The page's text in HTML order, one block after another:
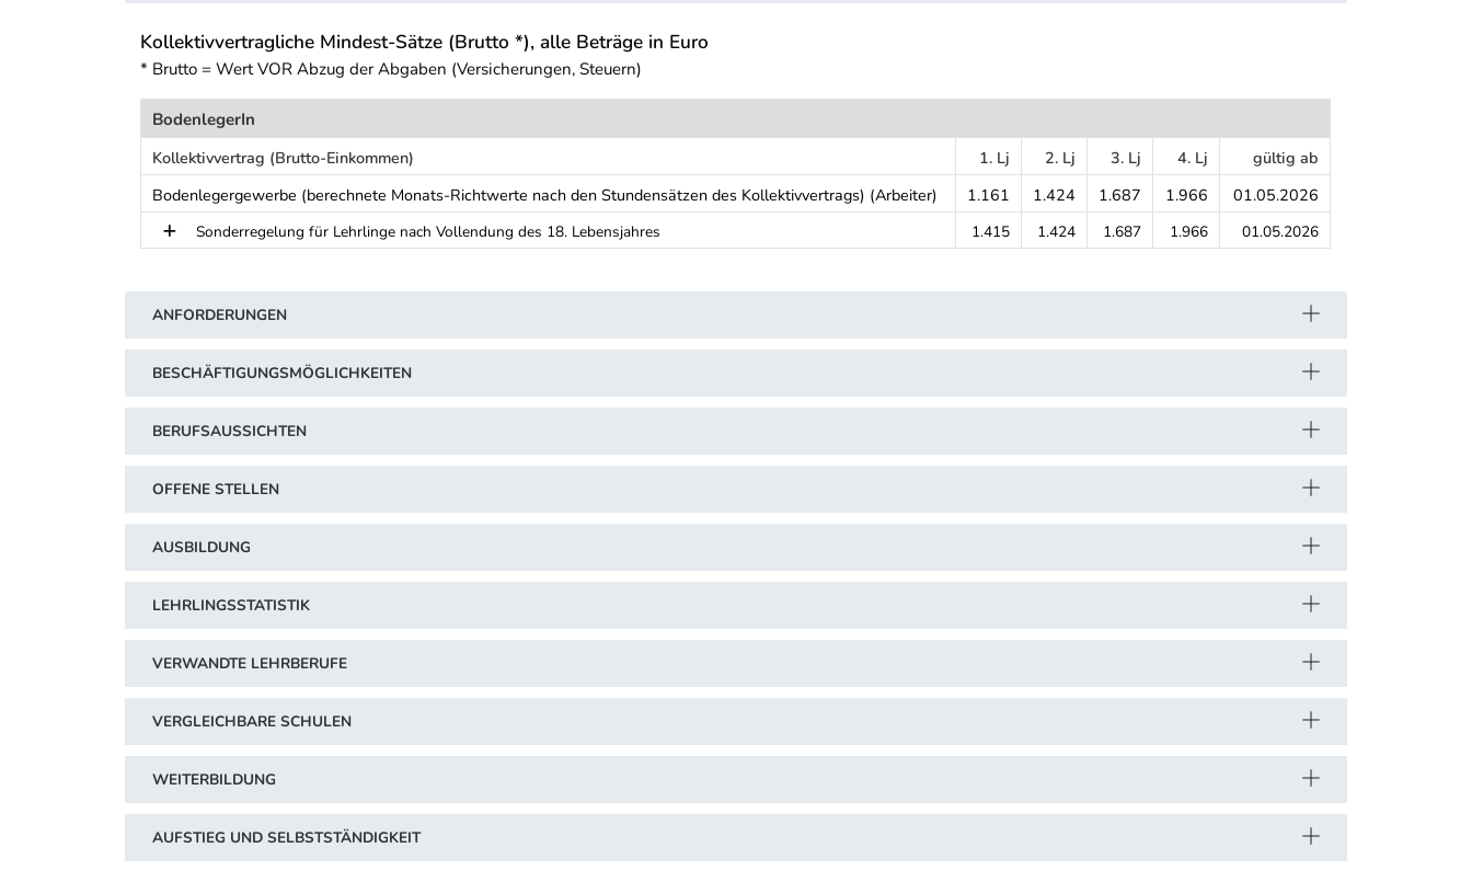
Kollektivvertragliche Mindest-Sätze (Brutto *), alle Beträge in Euro
* Brutto = Wert VOR Abzug der Abgaben (Versicherungen, Steuern)
BodenlegerIn
Kollektivvertrag (Brutto-Einkommen)
1. Lj 2. Lj 3. Lj 4. Lj
gültig ab
Bodenlegergewerbe (berechnete Monats-Richtwerte nach den Stundensätzen des Kollektivvertrags) (Arbeiter)
1.161 1.424 1.687 1.966 01.05.2026
Sonderregelung für Lehrlinge nach Vollendung des 18. Lebensjahres 1.415 1.424 1.687 1.966 01.05.2026
ANFORDERUNGEN
BESCHÄFTIGUNGSMÖGLICHKEITEN
BERUFSAUSSICHTEN
OFFENE STELLEN
AUSBILDUNG
LEHRLINGSSTATISTIK
VERWANDTE LEHRBERUFE
VERGLEICHBARE SCHULEN
WEITERBILDUNG
AUFSTIEG UND SELBSTSTÄNDIGKEIT